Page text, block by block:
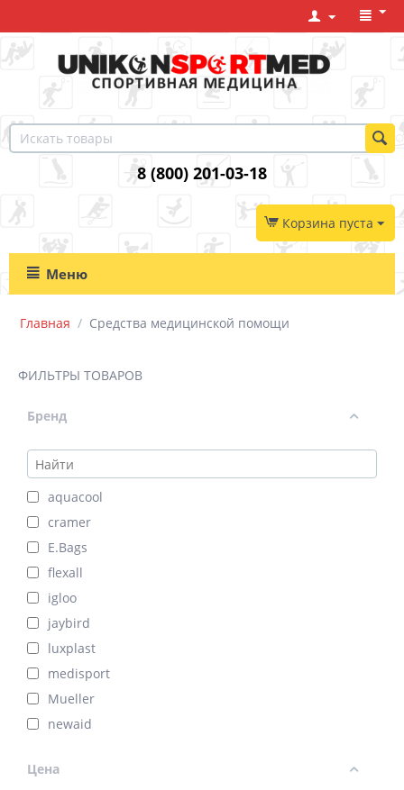
8 (800) 201-03-18
Корзина пуста
Меню
Главная / Средства медицинской помощи
ФИЛЬТРЫ ТОВАРОВ
Бренд
aquacool
cramer
E.Bags
flexall
igloo
jaybird
luxplast
medisport
Mueller
newaid
OPSITE SPRAY
Цена